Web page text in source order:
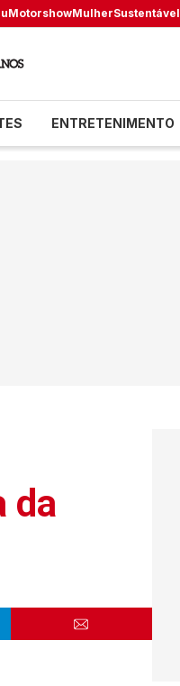
MotorshowMulherSustentável
ENTRETENIMENTO
da